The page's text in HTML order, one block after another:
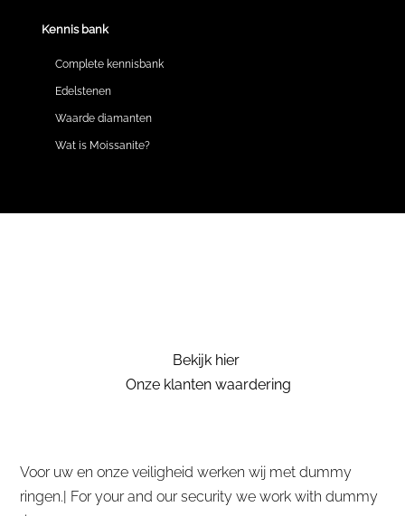
Kennis bank
Complete kennisbank
Edelstenen
Waarde diamanten
Wat is Moissanite?
Bekijk hier
Onze klanten waardering
Voor uw en onze veiligheid werken wij met dummy
ringen.| For your and our security we work with dummy